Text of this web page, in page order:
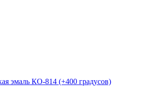
эмаль КО-814 (+400 градусов)